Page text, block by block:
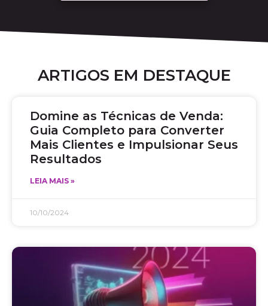
ARTIGOS EM DESTAQUE
Domine as Técnicas de Venda:
Guia Completo para Converter
Mais Clientes e Impulsionar Seus
Resultados
LEIA MAIS »
10/10/2024